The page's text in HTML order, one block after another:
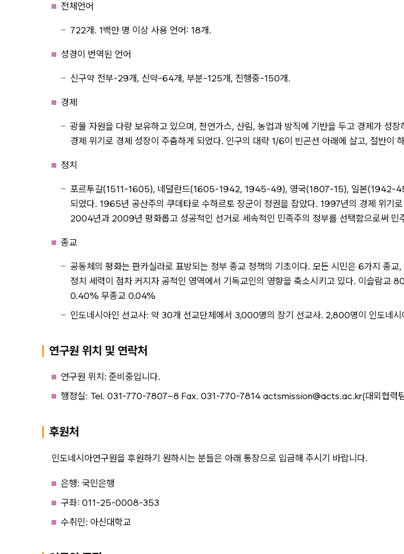
전체언어
722개. 1백만 명 이상 사용 언어: 18개.
성경이 번역된 언어
신구약 전부-29개, 신약-64개, 부분-125개, 진행중-150개.
경제
광물 자원을 다량 보유하고 있으며, 천연가스, 산림, 농업과 방직에 기반을 두고 경제가
경제 위기로 경제 성장이 주춤하게 되었다. 인구의 대략 1/6이 빈곤선 아래에 살고, 절반이
정치
포르투갈(1511-1605), 네덜란드(1605-1942, 1945-49), 영국(1807-15), 일본(1942-45)
되었다. 1965년 공산주의 쿠데타로 수하르토 장군이 정권을 잡았다. 1997년의 경제 위기
2004년과 2009년 평화롭고 성공적인 선거로 세속적인 민족주의 정부를 선택함으로써 민
종교
공동체의 평화는 판카실라로 표방되는 정부 종교 정책의 기초이다. 모든 시민은 6가지 종
정치 세력이 점차 커지자 공적인 영역에서 기독교인의 영향을 축소시키고 있다. 이슬람
0.40% 무종교 0.04%
인도네시아인 선교사: 약 30개 선교단체에서 3,000명의 장기 선교사. 2,800명이 인도네
연구원 위치 및 연락처
연구원 위치: 준비중입니다.
행정실: Tel. 031-770-7807~8 Fax. 031-770-7814 actsmission@acts.ac.kr(대외협력
후원처
인도네시아연구원을 후원하기 원하시는 분들은 아래 통장으로 입금해 주시기 바랍니다.
은행: 국민은행
구좌: 011-25-0008-353
수취인: 아신대학교